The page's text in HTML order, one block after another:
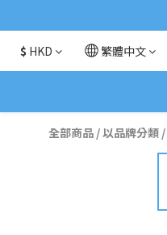
$ HKD 繁體中文
全部商品 /以品牌分類 /